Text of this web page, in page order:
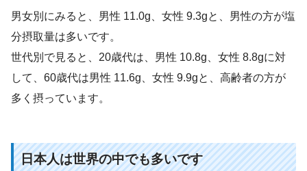
男女別にみると、男性 11.0g、女性 9.3gと、男性の方が塩
分摂取量は多いです。
世代別で見ると、20歳代は、男性 10.8g、女性 8.8gに対
して、60歳代は男性 11.6g、女性 9.9gと、高齢者の方が
多く摂っています。
日本人は世界の中でも多いです